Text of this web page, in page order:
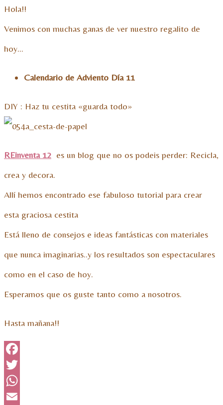
Hola!!
Venimos con muchas ganas de ver nuestro regalito de
hoy…
Calendario de Adviento Día 11
DIY : Haz tu cestita «guarda todo»
REinventa 12 es un blog que no os podeis perder: Recicla,
crea y decora.
Allí hemos encontrado ese fabuloso tutorial para crear
esta graciosa cestita
Está lleno de consejos e ideas fantásticas con materiales
que nunca imaginarias..y los resultados son espectaculares
como en el caso de hoy.
Esperamos que os guste tanto como a nosotros.
Hasta mañana!!
Facebook
Twitter
WhatsApp